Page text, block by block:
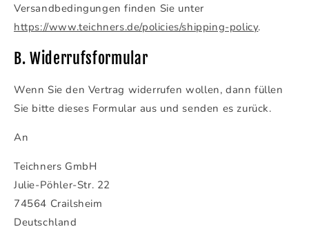
Versandbedingungen finden Sie unter
https://www.teichners.de/policies/shipping-policy.
B. Widerrufsformular
Wenn Sie den Vertrag widerrufen wollen, dann füllen
Sie bitte dieses Formular aus und senden es zurück.
An
Teichners GmbH
Julie-Pöhler-Str. 22
74564 Crailsheim
Deutschland